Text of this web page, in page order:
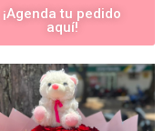
¡Agenda tu pedido
aquí!